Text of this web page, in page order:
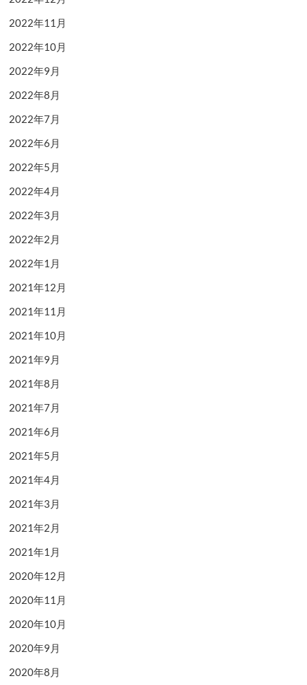
2022年11月
2022年10月
2022年9月
2022年8月
2022年7月
2022年6月
2022年5月
2022年4月
2022年3月
2022年2月
2022年1月
2021年12月
2021年11月
2021年10月
2021年9月
2021年8月
2021年7月
2021年6月
2021年5月
2021年4月
2021年3月
2021年2月
2021年1月
2020年12月
2020年11月
2020年10月
2020年9月
2020年8月